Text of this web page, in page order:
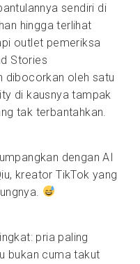
sendiri di
hingga terlihat
outlet pemeriksa
Stories
dibocorkan oleh satu
di kausnya tampak
tak terbantahkan.
dengan AI
kreator TikTok yang
pria paling
bukan cuma takut